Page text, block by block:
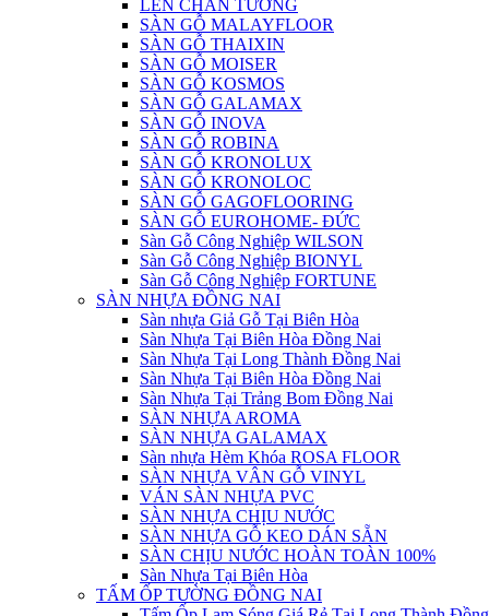
LEN CHÂN TƯỜNG
SÀN GỖ MALAYFLOOR
SÀN GỖ THAIXIN
SÀN GỖ MOISER
SÀN GỖ KOSMOS
SÀN GỖ GALAMAX
SÀN GỖ INOVA
SÀN GỖ ROBINA
SÀN GỖ KRONOLUX
SÀN GỖ KRONOLOC
SÀN GỖ GAGOFLOORING
SÀN GỖ EUROHOME- ĐỨC
Sàn Gỗ Công Nghiệp WILSON
Sàn Gỗ Công Nghiệp BIONYL
Sàn Gỗ Công Nghiệp FORTUNE
SÀN NHỰA ĐỒNG NAI
Sàn nhựa Giả Gỗ Tại Biên Hòa
Sàn Nhựa Tại Biên Hòa Đồng Nai
Sàn Nhựa Tại Long Thành Đồng Nai
Sàn Nhựa Tại Biên Hòa Đồng Nai
Sàn Nhựa Tại Trảng Bom Đồng Nai
SÀN NHỰA AROMA
SÀN NHỰA GALAMAX
Sàn nhựa Hèm Khóa ROSA FLOOR
SÀN NHỰA VÂN GỖ VINYL
VÁN SÀN NHỰA PVC
SÀN NHỰA CHỊU NƯỚC
SÀN NHỰA GỖ KEO DÁN SẴN
SÀN CHỊU NƯỚC HOÀN TOÀN 100%
Sàn Nhựa Tại Biên Hòa
TẤM ỐP TƯỜNG ĐỒNG NAI